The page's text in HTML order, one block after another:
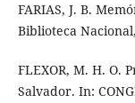
FARIAS, J. B.
Biblioteca
FLEXOR, M. H. O.
Salvador. In: